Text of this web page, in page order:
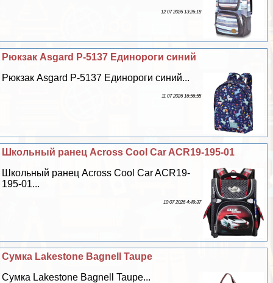
12 07 2026 13:26:18
Рюкзак Asgard Р-5137 Единороги синий
Рюкзак Asgard Р-5137 Единороги синий...
11 07 2026 16:56:55
Школьный ранец Across Cool Car ACR19-195-01
Школьный ранец Across Cool Car ACR19-
195-01...
10 07 2026 4:49:37
Сумка Lakestone Bagnell Taupe
Сумка Lakestone Bagnell Taupe...